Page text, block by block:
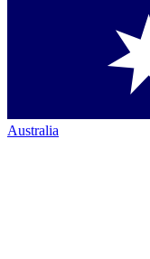
Australia